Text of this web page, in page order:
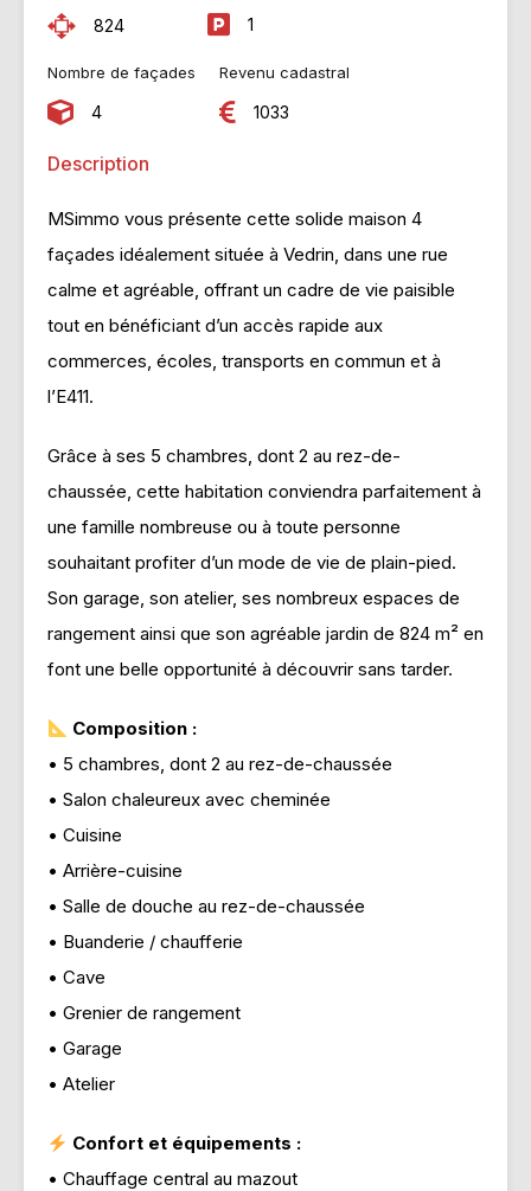
824 1
Nombre de façades
4
Revenu cadastral
1033
Description
MSimmo vous présente cette solide maison 4
façades idéalement située à Vedrin, dans une rue
calme et agréable, offrant un cadre de vie paisible
tout en bénéficiant d’un accès rapide aux
commerces, écoles, transports en commun et à
l’E411.
Grâce à ses 5 chambres, dont 2 au rez-de-
chaussée, cette habitation conviendra parfaitement à
une famille nombreuse ou à toute personne
souhaitant profiter d’un mode de vie de plain-pied.
Son garage, son atelier, ses nombreux espaces de
rangement ainsi que son agréable jardin de 824 m² en
font une belle opportunité à découvrir sans tarder.
Composition :
• 5 chambres, dont 2 au rez-de-chaussée
• Salon chaleureux avec cheminée
• Cuisine
• Arrière-cuisine
• Salle de douche au rez-de-chaussée
• Buanderie / chaufferie
• Cave
• Grenier de rangement
• Garage
• Atelier
Confort et équipements :
• Chauffage central au mazout